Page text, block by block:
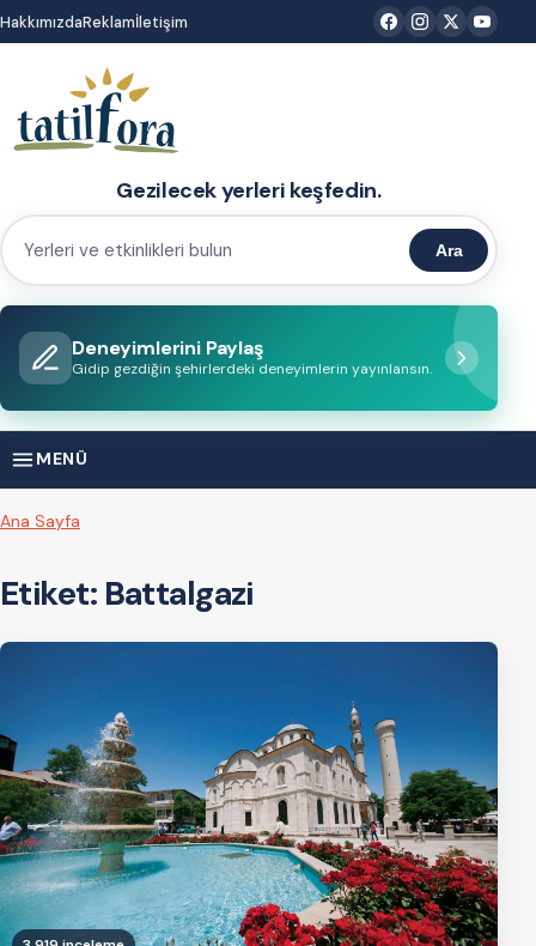
İçeriğe
atla
HakkımızdaReklamİletişim
Gezilecek yerleri keşfedin.
Yerleri
etkinlikleri
bulun
Ara
Deneyimlerini Paylaş
Gidip gezdiğin şehirlerdeki deneyimlerin yayınlansın.
MENÜ
Ana Sayfa
Etiket: Battalgazi